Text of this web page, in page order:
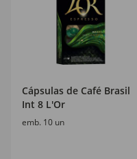
Cápsulas de Café Brasil
Int 8 L'Or
emb. 10 un